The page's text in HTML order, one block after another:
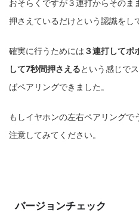
おそらくですが３連打からそのま
押さえているだけという認識をし
確実に行うためには ３連打して
して7秒間押さえるという感じで
ばペアリングできました。
もしイヤホンの左右ペアリングで
注意してみてください。
バージョンチェック